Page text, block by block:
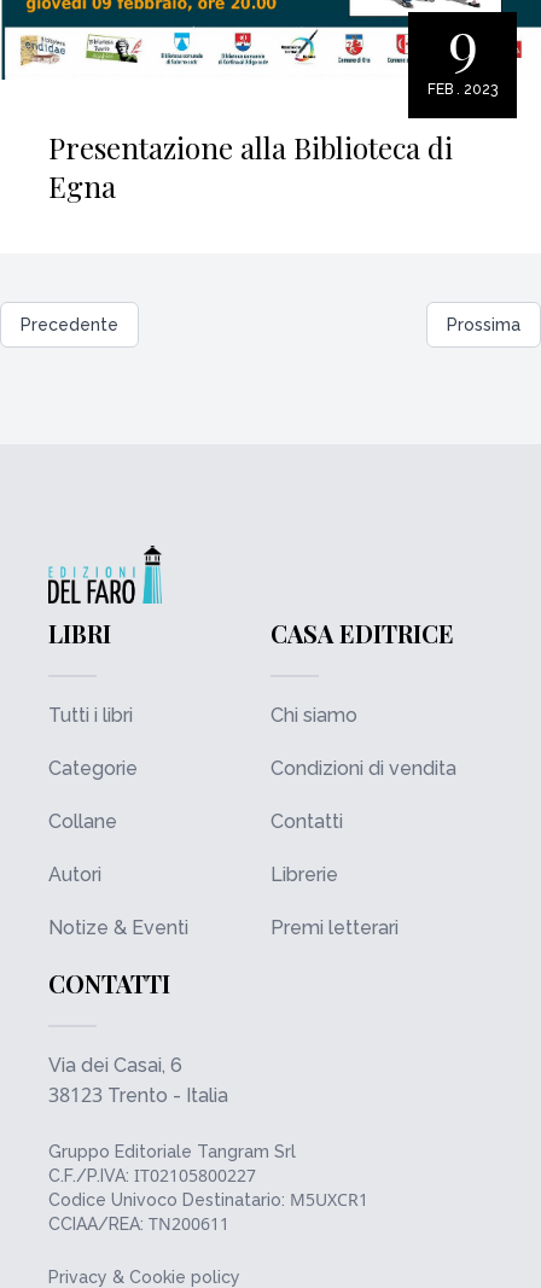
9
FEB . 2023
Presentazione alla Biblioteca di
Egna
Precedente Prossima
LIBRI
Tutti i libri
Categorie
Collane
Autori
Notize & Eventi
CASA EDITRICE
Chi siamo
Condizioni di vendita
Contatti
Librerie
Premi letterari
CONTATTI
Via dei Casai, 6
38123 Trento - Italia
Gruppo Editoriale Tangram Srl
C.F./P.IVA: IT02105800227
Codice Univoco Destinatario: M5UXCR1
CCIAA/REA: TN200611
Privacy & Cookie policy